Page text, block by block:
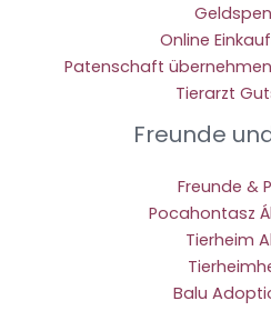
Online
Patenschaft
Tierarzt
Freunde
Freunde &
Pocahontasz
Tierheim
Balu